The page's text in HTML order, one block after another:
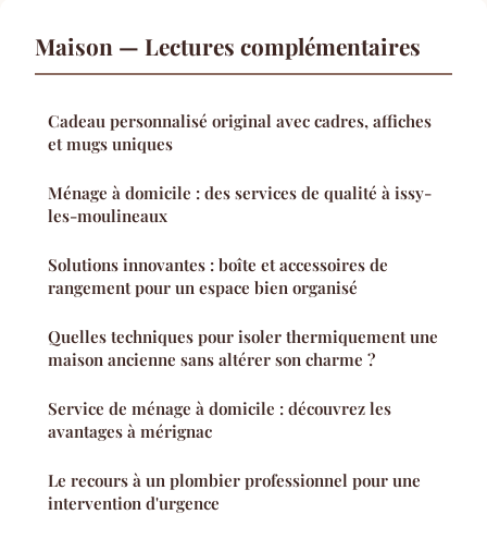
Maison — Lectures complémentaires
Cadeau personnalisé original avec cadres, affiches
et mugs uniques
Ménage à domicile : des services de qualité à issy-
les-moulineaux
Solutions innovantes : boîte et accessoires de
rangement pour un espace bien organisé
Quelles techniques pour isoler thermiquement une
maison ancienne sans altérer son charme ?
Service de ménage à domicile : découvrez les
avantages à mérignac
Le recours à un plombier professionnel pour une
intervention d'urgence